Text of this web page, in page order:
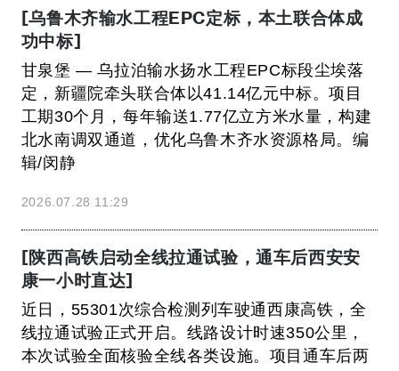
[乌鲁木齐输水工程EPC定标，本土联合体成
功中标]
甘泉堡 — 乌拉泊输水扬水工程EPC标段尘埃落
定，新疆院牵头联合体以41.14亿元中标。项目
工期30个月，每年输送1.77亿立方米水量，构建
北水南调双通道，优化乌鲁木齐水资源格局。编
辑/闵静
2026.07.28 11:29
[陕西高铁启动全线拉通试验，通车后西安安
康一小时直达]
近日，55301次综合检测列车驶通西康高铁，全
线拉通试验正式开启。线路设计时速350公里，
本次试验全面核验全线各类设施。项目通车后两